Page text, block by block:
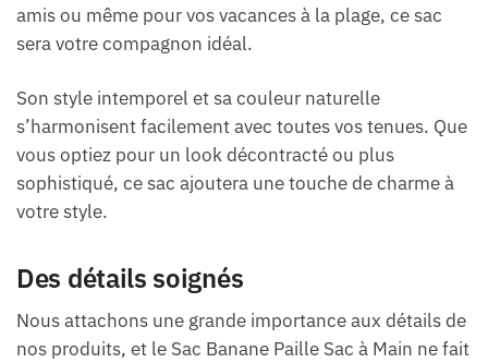
amis ou même pour vos vacances à la plage, ce sac
sera votre compagnon idéal.
Son style intemporel et sa couleur naturelle
s’harmonisent facilement avec toutes vos tenues. Que
vous optiez pour un look décontracté ou plus
sophistiqué, ce sac ajoutera une touche de charme à
votre style.
Des détails soignés
Nous attachons une grande importance aux détails de
nos produits, et le Sac Banane Paille Sac à Main ne fait